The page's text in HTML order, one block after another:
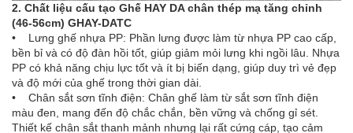
2. Chất liệu cấu tạo Ghế HAY DA chân thép mạ tăng chỉnh
(46-56cm) GHAY-DATC
• Lưng ghế nhựa PP: Phần lưng được làm từ nhựa PP cao cấp,
bền bỉ và có độ đàn hồi tốt, giúp giảm mỏi lưng khi ngồi lâu. Nhựa
PP có khả năng chịu lực tốt và ít bị biến dạng, giúp duy trì vẻ đẹp
và độ mới của ghế trong thời gian dài.
• Chân sắt sơn tĩnh điện: Chân ghế làm từ sắt sơn tĩnh điện
màu đen, mang đến độ chắc chắn, bền vững và chống gỉ sét.
Thiết kế chân sắt thanh mảnh nhưng lại rất cứng cáp, tạo cảm